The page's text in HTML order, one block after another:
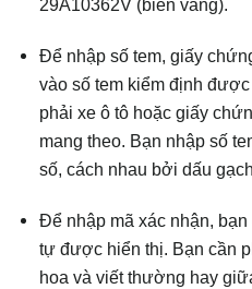
29A10362V (biển vàng).
Để nhập số tem, giấy
vào số tem kiểm định
phải xe ô tô hoặc giấy
mang theo. Bạn nhập số
số, cách nhau bởi dấu
Để nhập mã xác nhận,
tự được hiển thị. Bạn cần
hoa và viết thường hay